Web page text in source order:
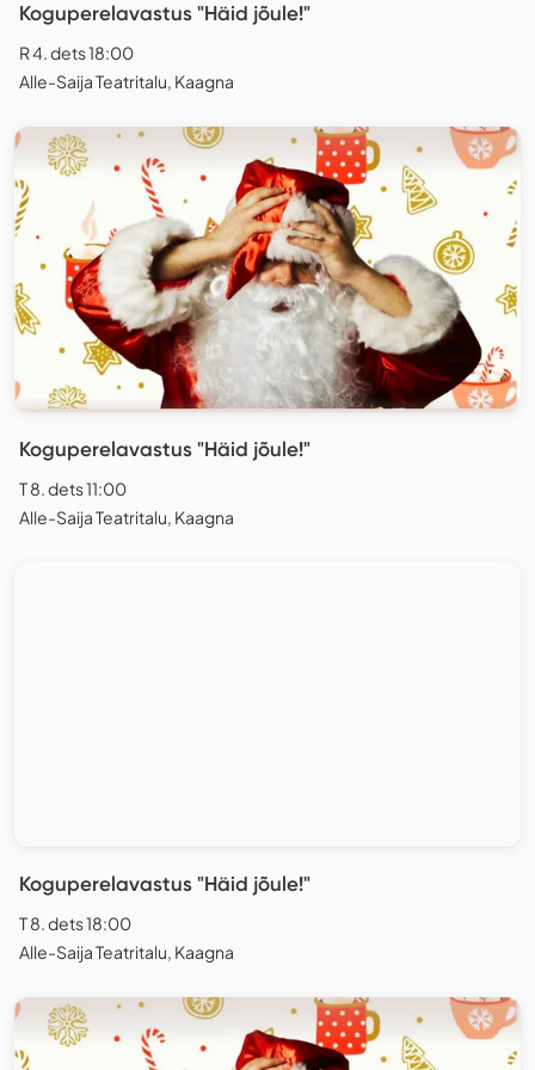
Koguperelavastus "Häid jõule!"
R 4. dets 18:00
Alle-Saija Teatritalu, Kaagna
Koguperelavastus "Häid jõule!"
T 8. dets 11:00
Alle-Saija Teatritalu, Kaagna
Koguperelavastus "Häid jõule!"
T 8. dets 18:00
Alle-Saija Teatritalu, Kaagna